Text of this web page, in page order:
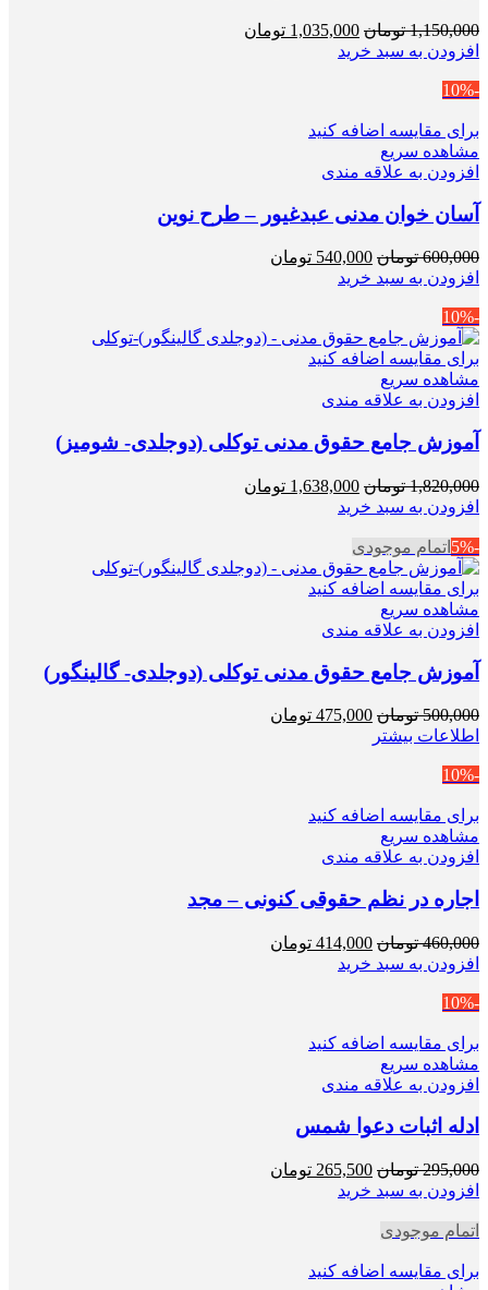
1,150,000 تومان قیمت
اصلی
1,035,000 تومان
افزودن به سبد خرید
-10%
برای مقایسه اضافه کنید
مشاهده سریع
افزودن به علاقه مندی
آسان خوان مدنی عبدغیور – طرح نوین
600,000 تومان قیمت
اصلی
540,000 تومان
افزودن به سبد خرید
-10%
برای مقایسه اضافه کنید
مشاهده سریع
افزودن به علاقه مندی
آموزش جامع حقوق مدنی توکلی (دوجلدی- شومیز)
1,820,000 تومان قیمت
اصلی
بود.
1,638,000 تومان
افزودن به سبد خرید
-5% اتمام موجودی
برای مقایسه اضافه کنید
مشاهده سریع
افزودن به علاقه مندی
آموزش جامع حقوق مدنی توکلی (دوجلدی- گالینگور)
500,000 تومان قیمت
475,000 تومان
اطلاعات بیشتر
-10%
برای مقایسه اضافه کنید
مشاهده سریع
افزودن به علاقه مندی
اجاره در نظم حقوقی کنونی – مجد
460,000 تومان قیمت
اصلی
414,000 تومان
افزودن به سبد خرید
-10%
برای مقایسه اضافه کنید
مشاهده سریع
افزودن به علاقه مندی
ادله اثبات دعوا شمس
295,000 تومان قیمت
اصلی
265,500 تومان
افزودن به سبد خرید
اتمام موجودی
برای مقایسه اضافه کنید